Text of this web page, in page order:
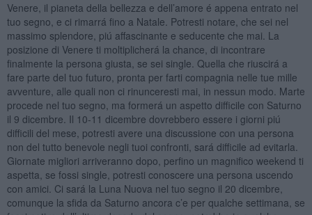
Venere, il pianeta della bellezza e dell’amore é appena entrato nel
tuo segno, e ci rimarrá fino a Natale. Potresti notare, che sei nel
massimo splendore, piú affascinante e seducente che mai. La
posizione di Venere ti moltiplicherá la chance, di incontrare
finalmente la persona giusta, se sei single. Quella che riuscirá a
fare parte del tuo futuro, pronta per farti compagnia nelle tue mille
avventure, alle quali non ci rinunceresti mai, in nessun modo. Marte
procede nel tuo segno, ma formerá un aspetto difficile con Saturno
il 9 dicembre. Il 10-11 dicembre dovrebbero essere i giorni piú
difficili del mese, potresti avere una discussione con una persona
non del tutto benevole negli tuoi confronti, sará difficile ad evitarla.
Giornate migliori arriveranno dopo, perfino un magnifico weekend ti
aspetta, se fossi single, potresti conoscere una persona uscendo
con amici. Ci sará la Luna Nuova nel tuo segno il 20 dicembre,
comunque la sfida da Saturno ancora c’e per qualche settimana, se